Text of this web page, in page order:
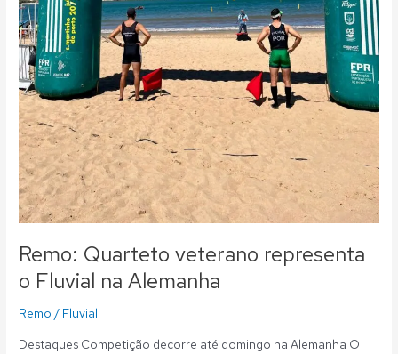
Remo: Quarteto veterano representa
o Fluvial na Alemanha
Remo / Fluvial
Destaques Competição decorre até domingo na Alemanha O